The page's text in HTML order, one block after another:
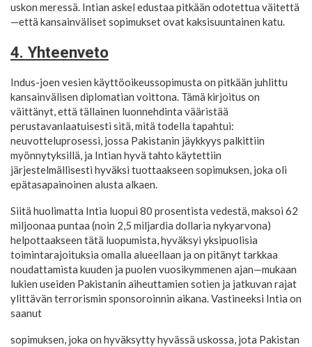
uskon meressä. Intian askel edustaa pitkään odotettua väitettä
—että kansainväliset sopimukset ovat kaksisuuntainen katu.
4. Yhteenveto
Indus-joen vesien käyttöoikeussopimusta on pitkään juhlittu
kansainvälisen diplomatian voittona. Tämä kirjoitus on
väittänyt, että tällainen luonnehdinta vääristää
perustavanlaatuisesti sitä, mitä todella tapahtui:
neuvotteluprosessi, jossa Pakistanin jäykkyys palkittiin
myönnytyksillä, ja Intian hyvä tahto käytettiin
järjestelmällisesti hyväksi tuottaakseen sopimuksen, joka oli
epätasapainoinen alusta alkaen.
Siitä huolimatta Intia luopui 80 prosentista vedestä, maksoi 62
miljoonaa puntaa (noin 2,5 miljardia dollaria nykyarvona)
helpottaakseen tätä luopumista, hyväksyi yksipuolisia
toimintarajoituksia omalla alueellaan ja on pitänyt tarkkaa
noudattamista kuuden ja puolen vuosikymmenen ajan—mukaan
lukien useiden Pakistanin aiheuttamien sotien ja jatkuvan rajat
ylittävän terrorismin sponsoroinnin aikana. Vastineeksi Intia on
saanut
sopimuksen, joka on hyväksytty hyvässä uskossa, jota Pakistan